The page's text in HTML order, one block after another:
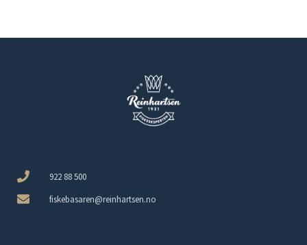
922 88 500
fiskebasaren@reinhartsen.no